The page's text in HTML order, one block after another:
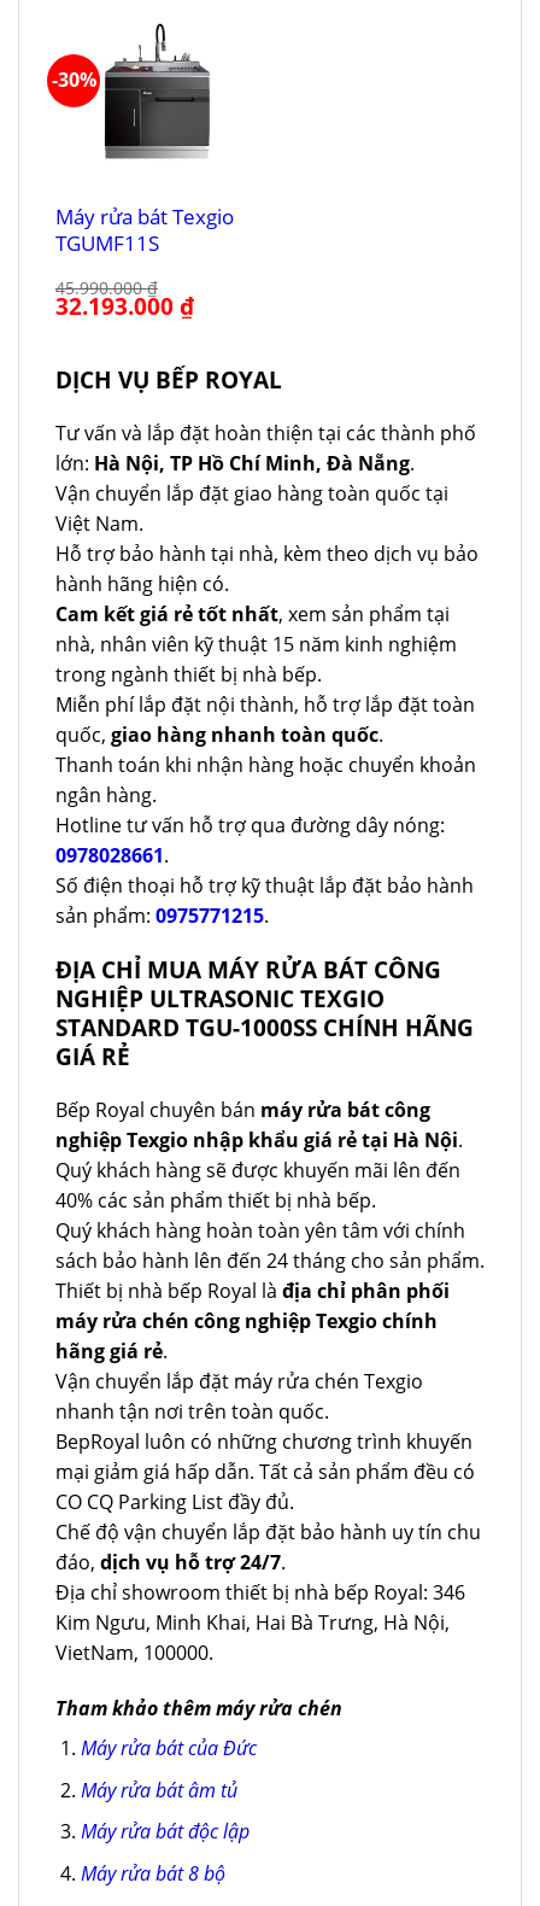
-30%
Máy rửa bát Texgio
TGUMF11S
45.990.000₫
Giá
gốc
32.193.000₫Giá
hiện
DỊCH VỤ BẾP ROYAL
Tư vấn và lắp đặt hoàn thiện tại các thành phố
lớn: Hà Nội, TP Hồ Chí Minh, Đà Nẵng.
Vận chuyển lắp đặt giao hàng toàn quốc tại
Việt Nam.
Hỗ trợ bảo hành tại nhà, kèm theo dịch vụ bảo
hành hãng hiện có.
Cam kết giá rẻ tốt nhất, xem sản phẩm tại
nhà, nhân viên kỹ thuật 15 năm kinh nghiệm
trong ngành thiết bị nhà bếp.
Miễn phí lắp đặt nội thành, hỗ trợ lắp đặt toàn
quốc, giao hàng nhanh toàn quốc.
Thanh toán khi nhận hàng hoặc chuyển khoản
ngân hàng.
Hotline tư vấn hỗ trợ qua đường dây nóng:
0978028661.
Số điện thoại hỗ trợ kỹ thuật lắp đặt bảo hành
sản phẩm: 0975771215.
ĐỊA CHỈ MUA MÁY RỬA BÁT CÔNG
NGHIỆP ULTRASONIC TEXGIO
STANDARD TGU-1000SS CHÍNH HÃNG
GIÁ RẺ
Bếp Royal chuyên bán máy rửa bát công
nghiệp Texgio nhập khẩu giá rẻ tại Hà Nội.
Quý khách hàng sẽ được khuyến mãi lên đến
40% các sản phẩm thiết bị nhà bếp.
Quý khách hàng hoàn toàn yên tâm với chính
sách bảo hành lên đến 24 tháng cho sản phẩm.
Thiết bị nhà bếp Royal là địa chỉ phân phối
máy rửa chén công nghiệp Texgio chính
hãng giá rẻ.
Vận chuyển lắp đặt máy rửa chén Texgio
nhanh tận nơi trên toàn quốc.
BepRoyal luôn có những chương trình khuyến
mại giảm giá hấp dẫn. Tất cả sản phẩm đều có
CO CQ Parking List đầy đủ.
Chế độ vận chuyển lắp đặt bảo hành uy tín chu
đáo, dịch vụ hỗ trợ 24/7.
Địa chỉ showroom thiết bị nhà bếp Royal: 346
Kim Ngưu, Minh Khai, Hai Bà Trưng, Hà Nội,
VietNam, 100000.
Tham khảo thêm máy rửa chén
Máy rửa bát của Đức
Máy rửa bát âm tủ
Máy rửa bát độc lập
Máy rửa bát 8 bộ